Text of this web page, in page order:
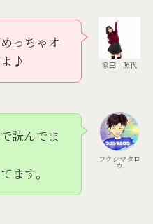
家田 照代
っちゃオ
♪
フクシマタロ
ウ
読んでま
ます。